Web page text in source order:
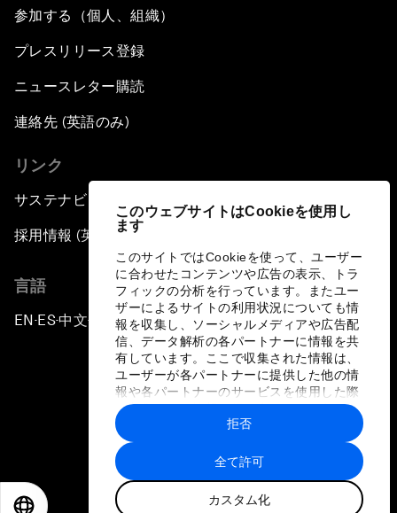
このウェブサイトはCookieを使用し
ます
このサイトではCookieを使って、ユーザー
に合わせたコンテンツや広告の表示、トラ
フィックの分析を行っています。またユー
ザーによるサイトの利用状況についても情
報を収集し、ソーシャルメディアや広告配
信、データ解析の各パートナーに情報を共
有しています。ここで収集された情報は、
ユーザーが各パートナーに提供した他の情
報や各パートナーのサービスを使用した際
に収集された情報と組み合わされ、各パー
トナーによって使用されることがありま
す。
全て許可
カスタム化
拒否
参加する（個人、組織）
プレスリリース登録
ニュースレター購読
連絡先 (英語のみ)
リンク
サステナビリティへの取り組み
採用情報 (英語のみ)
言語
EN ▪ES▪中文▪ 日本語
プライバシーポリシーと利用規約
サイトマップ
©
世界経済フォーラム